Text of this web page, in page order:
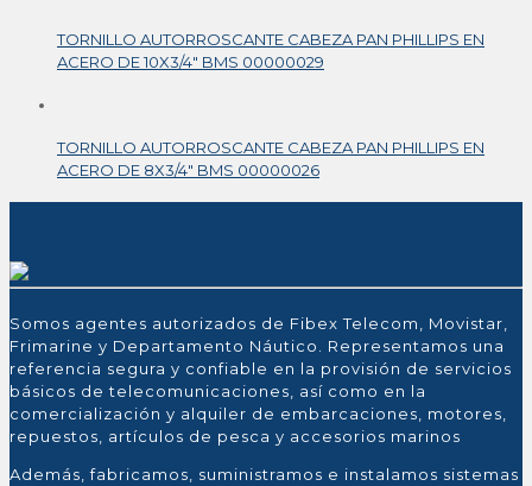
TORNILLO AUTORROSCANTE CABEZA PAN PHILLIPS EN
ACERO DE 10X3/4″ BMS 00000029
TORNILLO AUTORROSCANTE CABEZA PAN PHILLIPS EN
ACERO DE 8X3/4″ BMS 00000026
Somos agentes autorizados de Fibex Telecom, Movistar,
Frimarine y Departamento Náutico. Representamos una
referencia segura y confiable en la provisión de servicios
básicos de telecomunicaciones, así como en la
comercialización y alquiler de embarcaciones, motores,
repuestos, artículos de pesca y accesorios marinos
Además, fabricamos, suministramos e instalamos sistemas